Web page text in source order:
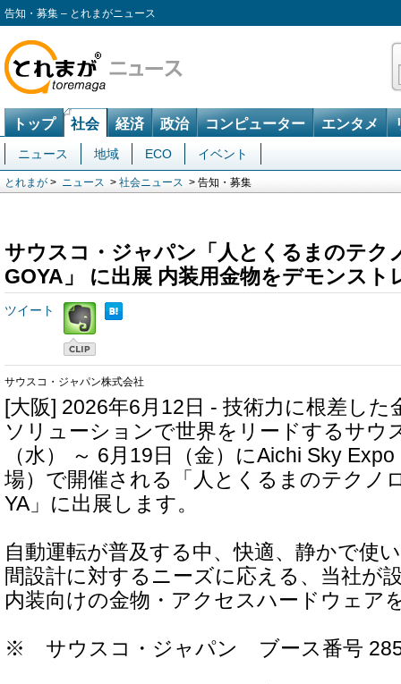
告知・募集 – とれまがニュース
トップ 社会 経済 政治 コンピューター エンタメ
ニュース 地域 ECO イベント
とれまが > ニュース > 社会ニュース > 告知・募集
サウスコ・ジャパン「人とくるまのテク
GOYA」 に出展 内装用金物をデモンスト
ツイート
サウスコ・ジャパン株式会社
[大阪] 2026年6月12日 - 技術力に根差し
ソリューションで世界をリードするサウ
（水） ～ 6月19日（金）にAichi Sky
場）で開催される「人とくるまのテクノ
YA」に出展します。
自動運転が普及する中、快適、静かで使
間設計に対するニーズに応える、当社が
内装向けの金物・アクセスハードウェア
※ サウスコ・ジャパン ブース番号